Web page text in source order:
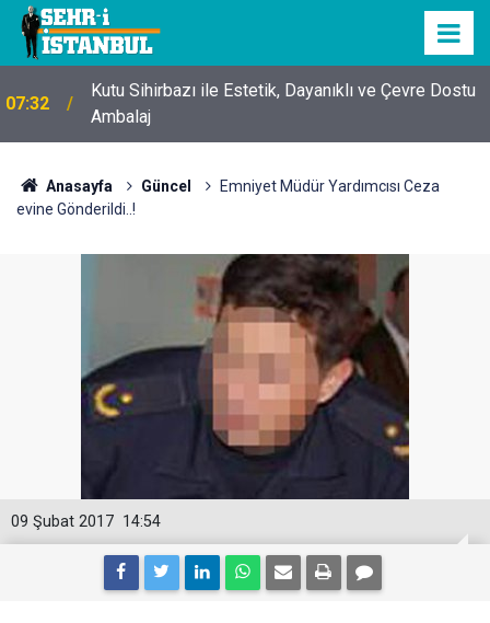
07:32
Kutu Sihirbazı ile Estetik, Dayanıklı ve Çevre Dostu
Ambalaj
Anasayfa Güncel
Emniyet Müdür Yardımcısı Ceza
evine Gönderildi..!
14:54
09 Şubat 2017